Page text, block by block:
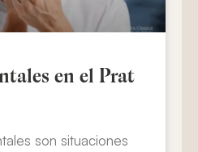
en el Prat
son situaciones